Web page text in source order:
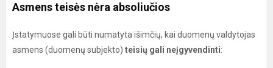
Asmens teisės nėra absoliučios
Įstatymuose gali būti numatyta išimčių, kai duomenų valdytojas
asmens (duomenų subjekto) teisių gali neįgyvendinti: